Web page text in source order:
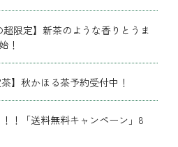
限定】新茶のような香りとうま
！
】秋かほる茶予約受付中！
！「送料無料キャンペーン」8